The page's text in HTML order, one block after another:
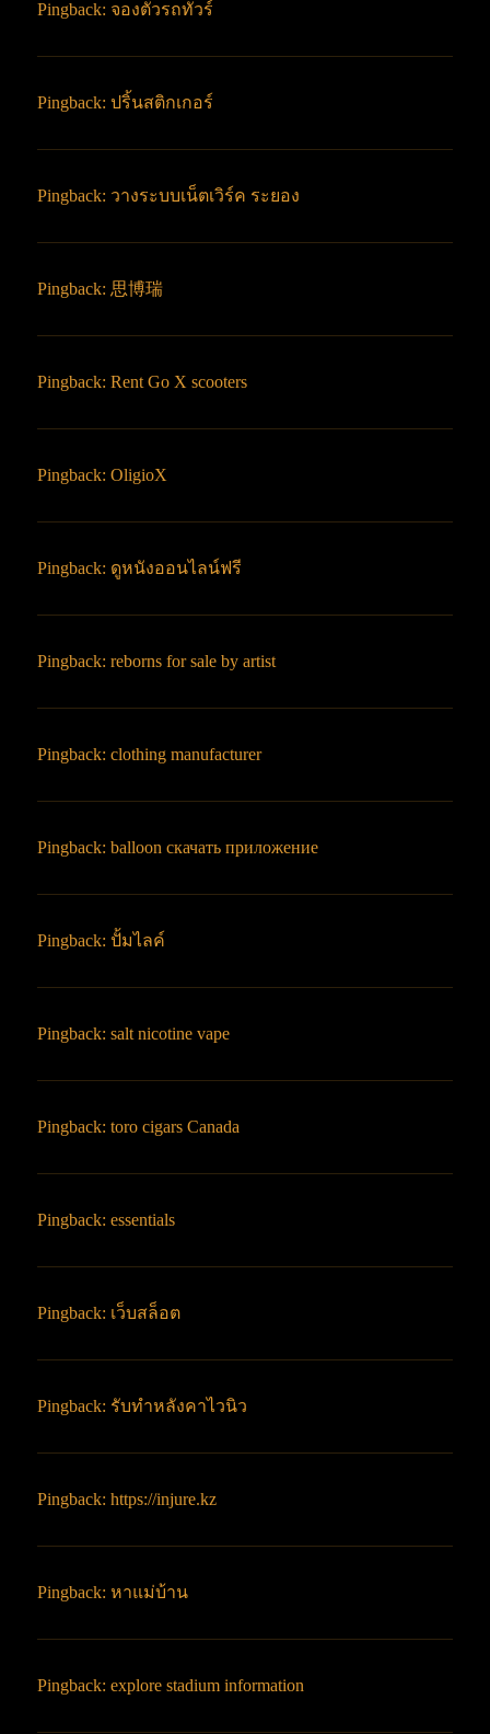
Pingback: จองตั๋วรถทัวร์
Pingback:ปริ้นสติกเกอร์
Pingback: วางระบบเน็ตเวิร์ค ระยอง
Pingback: 思博瑞
Pingback:Rent Go X scooters
Pingback:OligioX
Pingback: ดูหนังออนไลน์ฟรี
Pingback:reborns for sale by artist
Pingback:clothing manufacturer
Pingback:balloon скачать приложение
Pingback:ปั้มไลค์
Pingback:salt nicotine vape
Pingback:toro cigars Canada
Pingback:essentials
Pingback: เว็บสล็อต
Pingback: รับทำหลังคาไวนิว
Pingback:https://injure.kz
Pingback:หาแม่บ้าน
Pingback:explore stadium information